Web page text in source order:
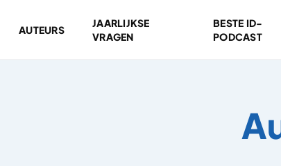
AUTEURS
JAARLIJKSE
VRAGEN
BESTE ID-
PODCAST